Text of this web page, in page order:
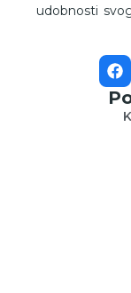
udobnosti